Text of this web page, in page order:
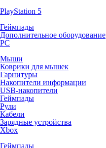
PlayStation 5
Геймпады
Дополнительное оборудование
PC
Мыши
Коврики для мышек
Гарнитуры
Накопители информации
USB-накопители
Геймпады
Рули
Кабели
Зарядные устройства
Xbox
Геймпады